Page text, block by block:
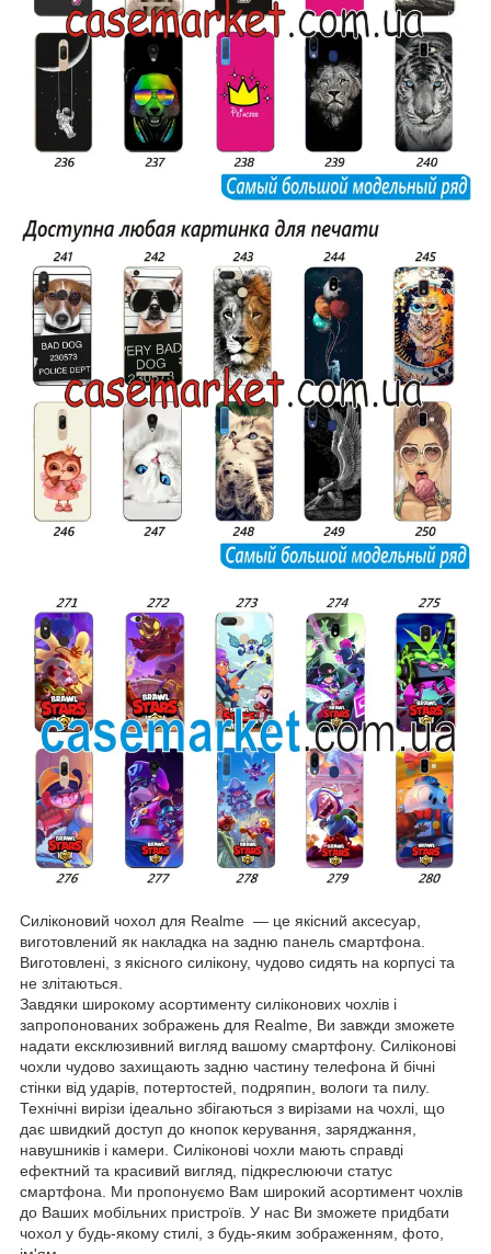
Силіконовий чохол для Realme — це якісний аксесуар,
виготовлений як накладка на задню панель смартфона.
Виготовлені, з якісного силікону, чудово сидять на корпусі та
не злітаються.
Завдяки широкому асортименту силіконових чохлів і
запропонованих зображень для Realme, Ви завжди зможете
надати ексклюзивний вигляд вашому смартфону. Силіконові
чохли чудово захищають задню частину телефона й бічні
стінки від ударів, потертостей, подряпин, вологи та пилу.
Технічні вирізи ідеально збігаються з вирізами на чохлі, що
дає швидкий доступ до кнопок керування, заряджання,
навушників і камери. Силіконові чохли мають справді
ефектний та красивий вигляд, підкреслюючи статус
смартфона. Ми пропонуємо Вам широкий асортимент чохлів
до Ваших мобільних пристроїв. У нас Ви зможете придбати
чохол у будь-якому стилі, з будь-яким зображенням, фото,